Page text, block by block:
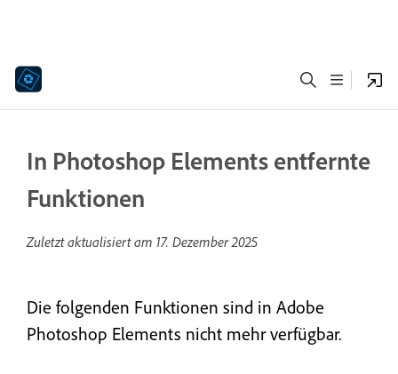
In Photoshop Elements entfernte
Funktionen
Zuletzt aktualisiert am 17. Dezember 2025
Die folgenden Funktionen sind in Adobe
Photoshop Elements nicht mehr verfügbar.